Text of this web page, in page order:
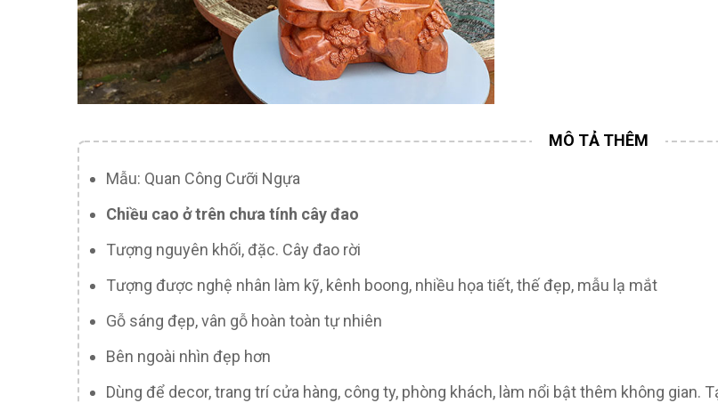
Mẫu: Quan Công Cưỡi Ngựa
Chiều cao ở trên chưa tính cây đao
Tượng nguyên khối, đặc. Cây đao rời
Tượng được nghệ nhân làm kỹ, kênh boong, nhiều họa tiết, thế đẹp, mẫu lạ mắt
Gỗ sáng đẹp, vân gỗ hoàn toàn tự nhiên
Bên ngoài nhìn đẹp hơn
Dùng để decor, trang trí cửa hàng, công ty, phòng khách, làm nổi bật thêm không